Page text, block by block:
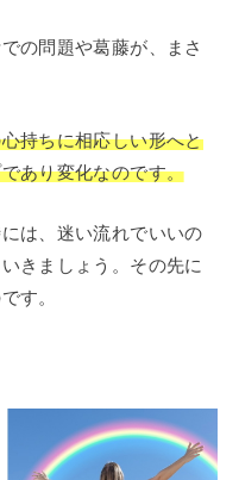
の問題や葛藤が、まさ
持ちに相応しい形へと
あり変化なのです。
は、迷い流れでいいの
きましょう。その先に
す。